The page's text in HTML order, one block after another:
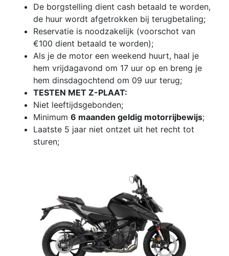
De borgstelling dient cash betaald te worden,
de huur wordt afgetrokken bij terugbetaling;
Reservatie is noodzakelijk (voorschot van
€100 dient betaald te worden);
Als je de motor een weekend huurt, haal je
hem vrijdagavond om 17 uur op en breng je
hem dinsdagochtend om 09 uur terug;
TESTEN MET Z-PLAAT:
Niet leeftijdsgebonden;
Minimum 6 maanden geldig motorrijbewijs;
Laatste 5 jaar niet ontzet uit het recht tot
sturen;